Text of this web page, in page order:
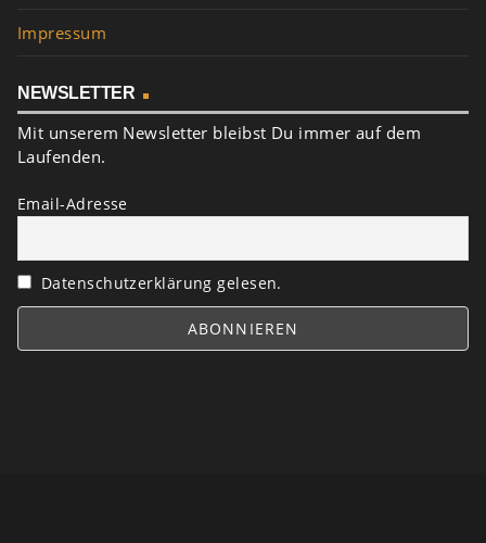
Impressum
NEWSLETTER
Mit unserem Newsletter bleibst Du immer auf dem
Laufenden.
Email-Adresse
Datenschutzerklärung gelesen.